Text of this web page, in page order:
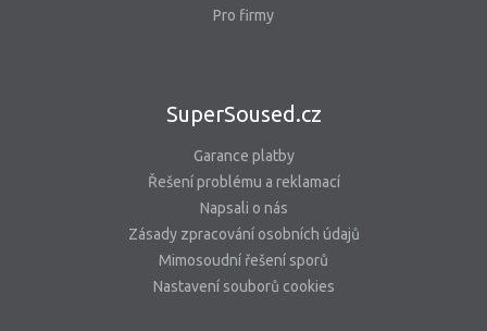
Pro firmy
SuperSoused.cz
Garance platby
Řešení problému a reklamací
Napsali o nás
Zásady zpracování osobních údajů
Mimosoudní řešení sporů
Nastavení souborů cookies